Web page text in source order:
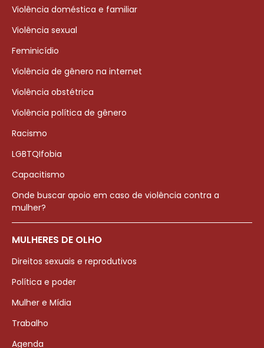
Violência doméstica e familiar
Violência sexual
Feminicídio
Violência de gênero na internet
Violência obstétrica
Violência política de gênero
Racismo
LGBTQIfobia
Capacitismo
Onde buscar apoio em caso de violência contra a
mulher?
MULHERES DE OLHO
Direitos sexuais e reprodutivos
Política e poder
Mulher e Mídia
Trabalho
Agenda